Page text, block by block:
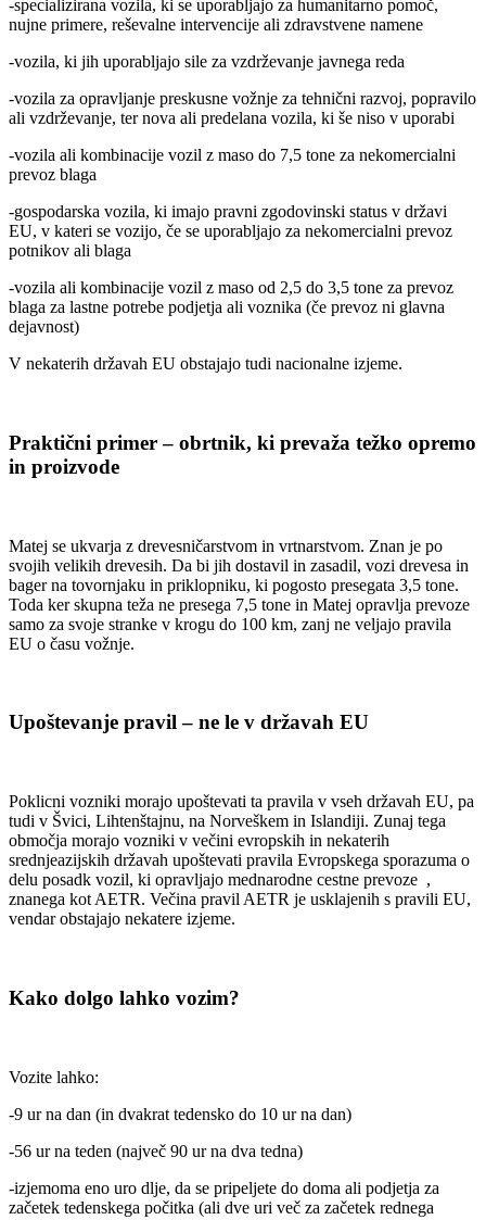
-specializirana vozila, ki se uporabljajo za humanitarno pomoč,
nujne primere, reševalne intervencije ali zdravstvene namene
-vozila, ki jih uporabljajo sile za vzdrževanje javnega reda
-vozila za opravljanje preskusne vožnje za tehnični razvoj, popravilo
ali vzdrževanje, ter nova ali predelana vozila, ki še niso v uporabi
-vozila ali kombinacije vozil z maso do 7,5 tone za nekomercialni
prevoz blaga
-gospodarska vozila, ki imajo pravni zgodovinski status v državi
EU, v kateri se vozijo, če se uporabljajo za nekomercialni prevoz
potnikov ali blaga
-vozila ali kombinacije vozil z maso od 2,5 do 3,5 tone za prevoz
blaga za lastne potrebe podjetja ali voznika (če prevoz ni glavna
dejavnost)
V nekaterih državah EU obstajajo tudi nacionalne izjeme.
Praktični primer – obrtnik, ki prevaža težko opremo
in proizvode
Matej se ukvarja z drevesničarstvom in vrtnarstvom. Znan je po
svojih velikih drevesih. Da bi jih dostavil in zasadil, vozi drevesa in
bager na tovornjaku in priklopniku, ki pogosto presegata 3,5 tone.
Toda ker skupna teža ne presega 7,5 tone in Matej opravlja prevoze
samo za svoje stranke v krogu do 100 km, zanj ne veljajo pravila
EU o času vožnje.
Upoštevanje pravil – ne le v državah EU
Poklicni vozniki morajo upoštevati ta pravila v vseh državah EU, pa
tudi v Švici, Lihtenštajnu, na Norveškem in Islandiji. Zunaj tega
območja morajo vozniki v večini evropskih in nekaterih
srednjeazijskih državah upoštevati pravila Evropskega sporazuma o
delu posadk vozil, ki opravljajo mednarodne cestne prevoze ,
znanega kot AETR. Večina pravil AETR je usklajenih s pravili EU,
vendar obstajajo nekatere izjeme.
Kako dolgo lahko vozim?
Vozite lahko:
-9 ur na dan (in dvakrat tedensko do 10 ur na dan)
-56 ur na teden (največ 90 ur na dva tedna)
-izjemoma eno uro dlje, da se pripeljete do doma ali podjetja za
začetek tedenskega počitka (ali dve uri več za začetek rednega